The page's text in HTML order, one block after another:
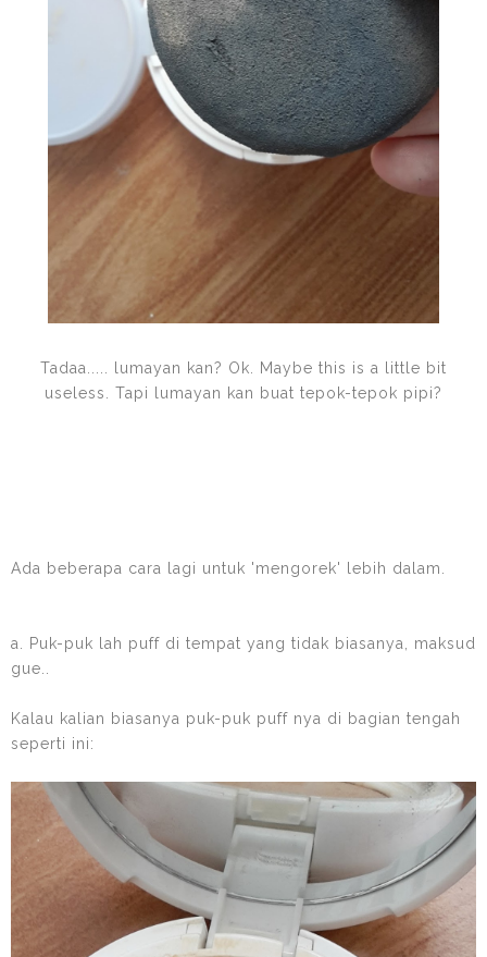
Tadaa..... lumayan kan? Ok. Maybe this is a little bit
useless. Tapi lumayan kan buat tepok-tepok pipi?
Ada beberapa cara lagi untuk 'mengorek' lebih dalam.
a. Puk-puk lah puff di tempat yang tidak biasanya, maksud
gue..
Kalau kalian biasanya puk-puk puff nya di bagian tengah
seperti ini: